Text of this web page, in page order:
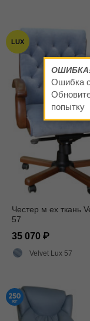
LUX
Честер м ех ткань
57
35 070
Velvet Lux 57
Ошибка
попытку